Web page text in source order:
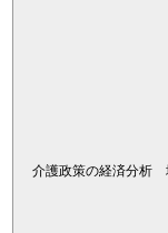
介護政策の経済分析